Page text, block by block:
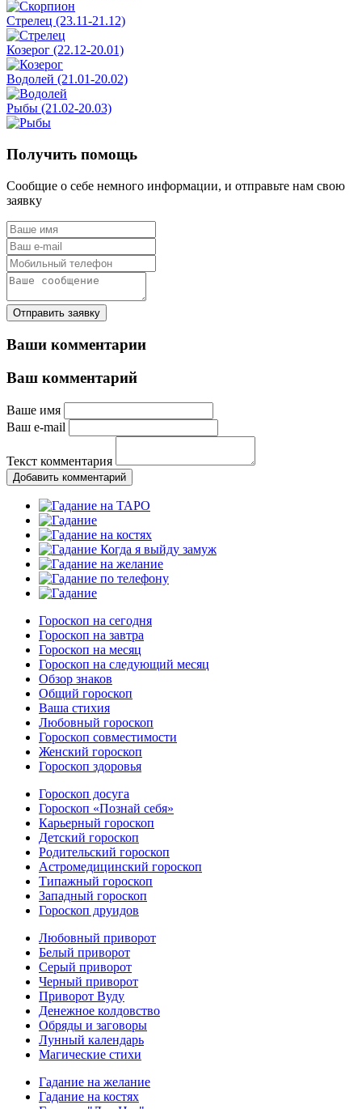
Стрелец (23.11-21.12)
Козерог (22.12-20.01)
Водолей (21.01-20.02)
Рыбы (21.02-20.03)
Получить помощь
Сообщие о себе немного информации, и отправьте нам свою
заявку
Отправить заявку
Ваши комментарии
Ваш комментарий
Ваше имя
Ваш e-mail
Текст комментария
Добавить комментарий
Гороскоп на сегодня
Гороскоп на завтра
Гороскоп на месяц
Гороскоп на следующий месяц
Обзор знаков
Общий гороскоп
Ваша стихия
Любовный гороскоп
Гороскоп совместимости
Женский гороскоп
Гороскоп здоровья
Гороскоп досуга
Гороскоп «Познай себя»
Карьерный гороскоп
Детский гороскоп
Родительский гороскоп
Астромедицинский гороскоп
Типажный гороскоп
Западный гороскоп
Гороскоп друидов
Любовный приворот
Белый приворот
Серый приворот
Черный приворот
Приворот Вуду
Денежное колдовство
Обряды и заговоры
Лунный календарь
Магические стихи
Гадание на желание
Гадание на костях